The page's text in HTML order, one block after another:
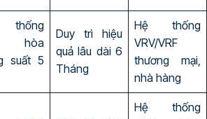
thống
hòa
suất 5
Duy trì hiệu
quả lâu dài 6
Tháng
Hệ thống
VRV/VRF
thương mại,
nhà hàng
Hệ thống